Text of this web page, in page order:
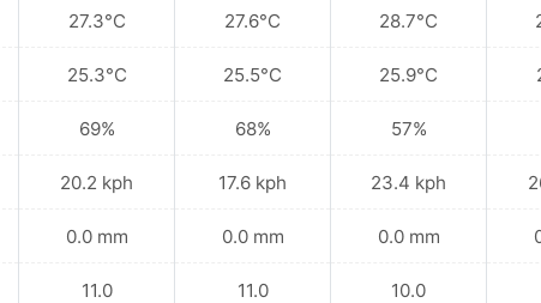
27.3°C
25.3°C
69%
20.2 kph
0.0 mm
11.0
27.6°C
25.5°C
68%
17.6 kph
0.0 mm
11.0
28.7°C
25.9°C
57%
23.4 kph
0.0 mm
10.0